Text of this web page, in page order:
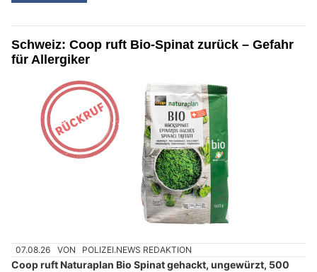
Schweiz: Coop ruft Bio-Spinat zurück – Gefahr
für Allergiker
07.08.26 VON POLIZEI.NEWS REDAKTION
Coop ruft Naturaplan Bio Spinat gehackt, ungewürzt, 500